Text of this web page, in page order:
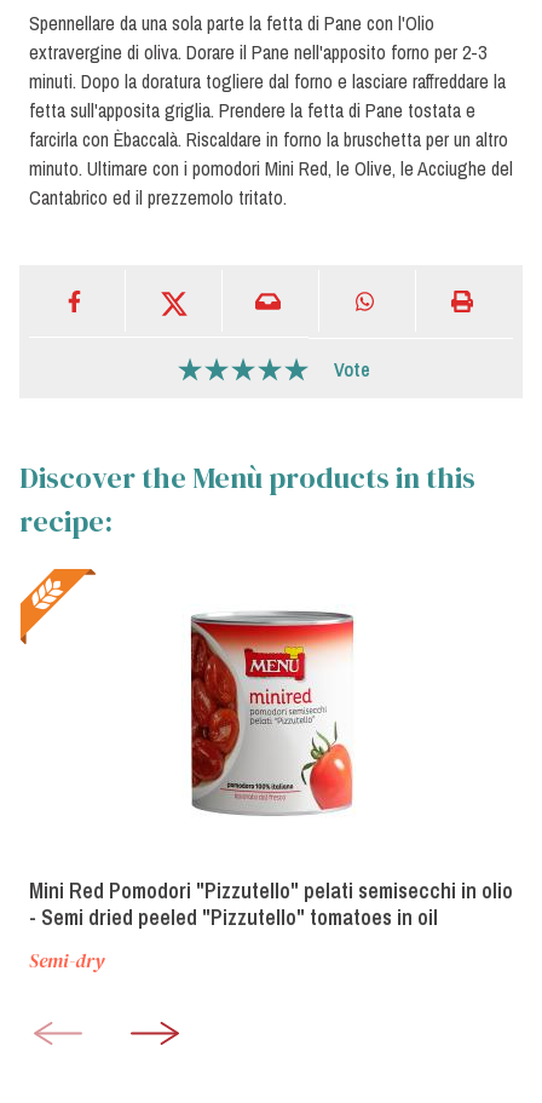
Spennellare da una sola parte la fetta di Pane con l'Olio
extravergine di oliva. Dorare il Pane nell'apposito forno per 2-3
minuti. Dopo la doratura togliere dal forno e lasciare raffreddare la
fetta sull'apposita griglia. Prendere la fetta di Pane tostata e
farcirla con Èbaccalà. Riscaldare in forno la bruschetta per un altro
minuto. Ultimare con i pomodori Mini Red, le Olive, le Acciughe del
Cantabrico ed il prezzemolo tritato.
Vote
Discover the Menù products in this
recipe:
Mini Red Pomodori "Pizzutello" pelati semisecchi in olio
- Semi dried peeled "Pizzutello" tomatoes in oil
Semi-dry